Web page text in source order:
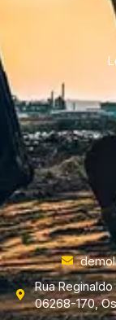
Rua
06268-170,